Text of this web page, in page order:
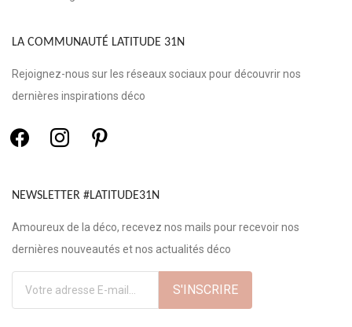
LA COMMUNAUTÉ LATITUDE 31N
Rejoignez-nous sur les réseaux sociaux pour découvrir nos
dernières inspirations déco
NEWSLETTER #LATITUDE31N
Amoureux de la déco, recevez nos mails pour recevoir nos
dernières nouveautés et nos actualités déco